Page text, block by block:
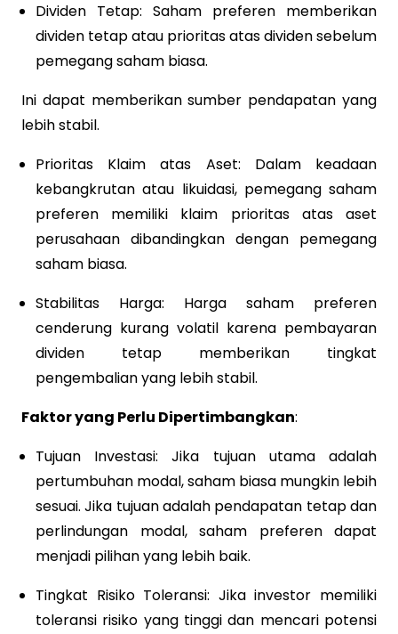
Dividen Tetap: Saham preferen memberikan
dividen tetap atau prioritas atas dividen sebelum
pemegang saham biasa.
Ini dapat memberikan sumber pendapatan yang
lebih stabil.
Prioritas Klaim atas Aset: Dalam keadaan
kebangkrutan atau likuidasi, pemegang saham
preferen memiliki klaim prioritas atas aset
perusahaan dibandingkan dengan pemegang
saham biasa.
Stabilitas Harga: Harga saham preferen
cenderung kurang volatil karena pembayaran
dividen tetap memberikan tingkat
pengembalian yang lebih stabil.
Faktor yang Perlu Dipertimbangkan:
Tujuan Investasi: Jika tujuan utama adalah
pertumbuhan modal, saham biasa mungkin lebih
sesuai. Jika tujuan adalah pendapatan tetap dan
perlindungan modal, saham preferen dapat
menjadi pilihan yang lebih baik.
Tingkat Risiko Toleransi: Jika investor memiliki
toleransi risiko yang tinggi dan mencari potensi